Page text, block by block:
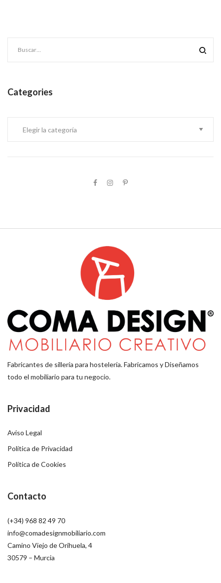
Categories
Categories
Fabricantes de sillería para hostelería. Fabricamos y Diseñamos
todo el mobiliario para tu negocio.
Privacidad
Aviso Legal
Política de Privacidad
Política de Cookies
Contacto
(+34) 968 82 49 70
info@comadesignmobiliario.com
Camino Viejo de Orihuela, 4
30579 – Murcia